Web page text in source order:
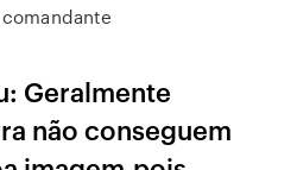
Geralmente
não conseguem